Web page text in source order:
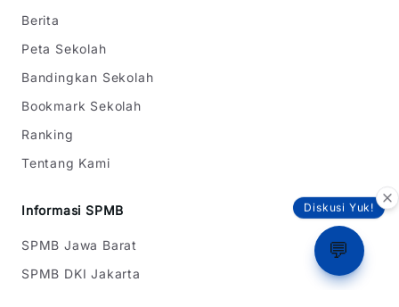
Diskusi Yuk!
💬
Berita
Peta Sekolah
Bandingkan Sekolah
Bookmark Sekolah
Ranking
Tentang Kami
Informasi SPMB
SPMB Jawa Barat
SPMB DKI Jakarta